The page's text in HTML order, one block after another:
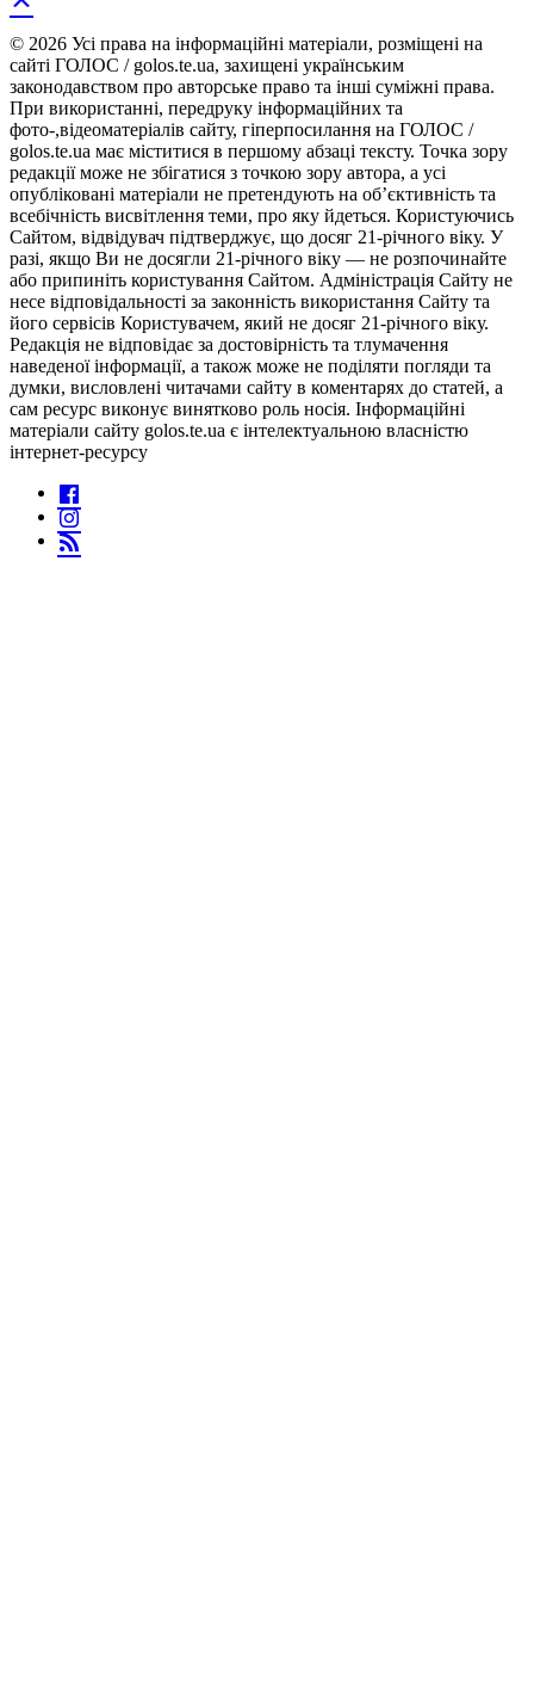
© 2026 Усі права на інформаційні матеріали, розміщені на
сайті ГОЛОС / golos.te.ua, захищені українським
законодавством про авторське право та інші суміжні права.
При використанні, передруку інформаційних та
фото-,відеоматеріалів сайту, гіперпосилання на ГОЛОС /
golos.te.ua має міститися в першому абзаці тексту. Точка зору
редакції може не збігатися з точкою зору автора, а усі
опубліковані матеріали не претендують на об’єктивність та
всебічність висвітлення теми, про яку йдеться. Користуючись
Сайтом, відвідувач підтверджує, що досяг 21-річного віку. У
разі, якщо Ви не досягли 21-річного віку — не розпочинайте
або припиніть користування Сайтом. Адміністрація Сайту не
несе відповідальності за законність використання Сайту та
його сервісів Користувачем, який не досяг 21-річного віку.
Редакція не відповідає за достовірність та тлумачення
наведеної інформації, а також може не поділяти погляди та
думки, висловлені читачами сайту в коментарях до статей, а
сам ресурс виконує винятково роль носія. Інформаційні
матеріали сайту golos.te.ua є інтелектуальною власністю
інтернет-ресурсу